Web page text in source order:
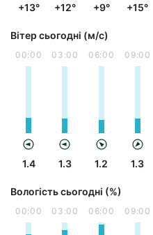
+13° +12° +9° +15°
Вітер сьогодні (м/с)
00:00
1.4
03:00
1.3
06:00
1.2
09:00
1.3
Вологість сьогодні (%)
00:00 03:00 06:00 09:00